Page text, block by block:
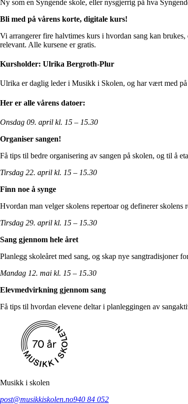
Ny som en Syngende skole, eller nysgjerrig på hva
Bli med på vårens korte, digitale kurs!
Vi arrangerer fire halvtimes kurs i hvordan sang kan
relevant. Alle kursene er gratis.
Kursholder: Ulrika Bergroth-Plur
Ulrika er daglig leder i Musikk i Skolen, og har vært med på
Her er alle vårens datoer:
Onsdag 09. april kl. 15 – 15.30
Organiser sangen!
Få tips til bedre organisering av sangen på skolen, og til å
Tirsdag 22. april kl. 15 – 15.30
Finn noe å synge
Hvordan man velger skolens repertoar og definerer skolens
Tirsdag 29. april kl. 15 – 15.30
Sang gjennom hele året
Planlegg skoleåret med sang, og skap nye sangtradisjoner
Mandag 12. mai kl. 15 – 15.30
Elevmedvirkning gjennom sang
Få tips til hvordan elevene deltar i planleggingen av
Musikk i skolen
post@musikkiskolen.no940 84 052